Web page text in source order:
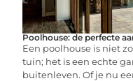
Poolhouse: de perfecte
Een poolhouse is niet
tuin; het is een echte
buitenleven. Of je nu